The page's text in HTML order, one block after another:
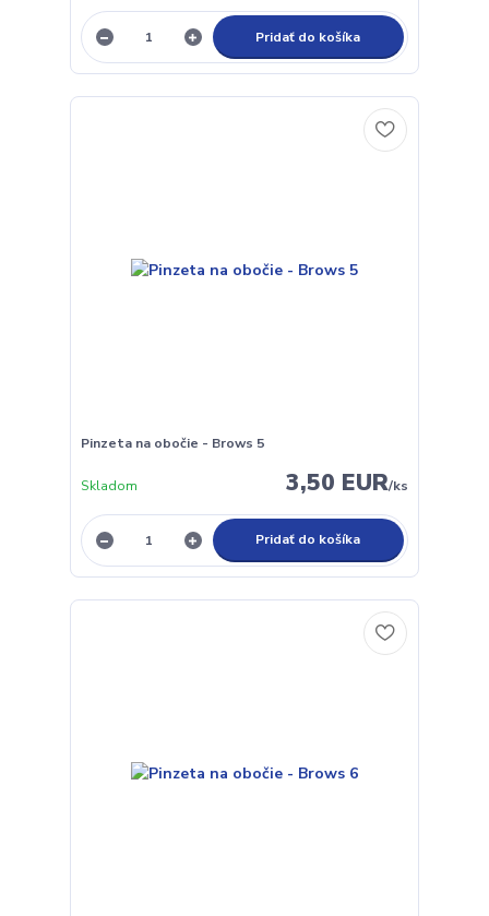
Pridať do košíka
Pinzeta na obočie - Brows 5
3,50 EUR/ks
Skladom
Pridať do košíka